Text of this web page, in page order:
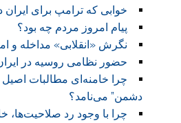
خوابی که ترامپ برای ایران
پیام امروز مردم چه بود؟
نگرش «انقلابی» مداخله و
حضور نظامی روسیه در
چرا خامنه‌ای مطالبات
دشمن” می‌نامد؟
چرا با وجود رد صلاحیت‌ها،